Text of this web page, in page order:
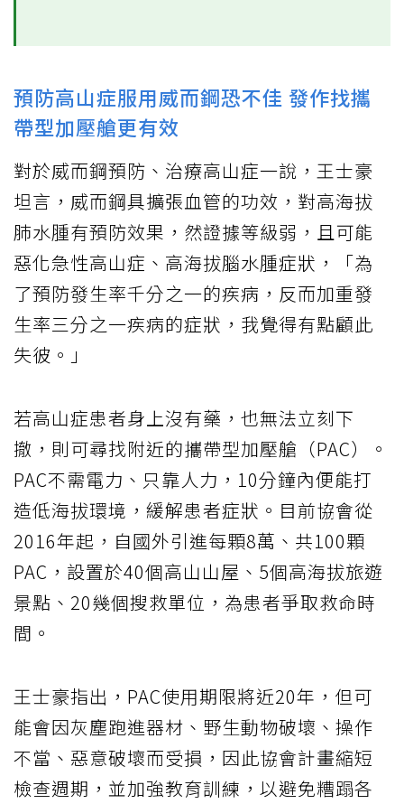
預防高山症服用威而鋼恐不佳 發作找攜
帶型加壓艙更有效
對於威而鋼預防、治療高山症一說，王士豪
坦言，威而鋼具擴張血管的功效，對高海拔
肺水腫有預防效果，然證據等級弱，且可能
惡化急性高山症、高海拔腦水腫症狀，「為
了預防發生率千分之一的疾病，反而加重發
生率三分之一疾病的症狀，我覺得有點顧此
失彼。」
若高山症患者身上沒有藥，也無法立刻下
撤，則可尋找附近的攜帶型加壓艙（PAC）。
PAC不需電力、只靠人力，10分鐘內便能打
造低海拔環境，緩解患者症狀。目前協會從
2016年起，自國外引進每顆8萬、共100顆
PAC，設置於40個高山山屋、5個高海拔旅遊
景點、20幾個搜救單位，為患者爭取救命時
間。
王士豪指出，PAC使用期限將近20年，但可
能會因灰塵跑進器材、野生動物破壞、操作
不當、惡意破壞而受損，因此協會計畫縮短
檢查週期，並加強教育訓練，以避免糟蹋各